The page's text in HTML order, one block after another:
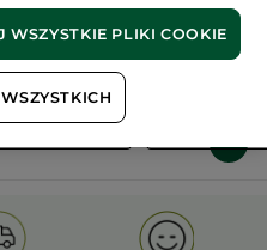
WSZYSTKIE PLIKI COOKIE